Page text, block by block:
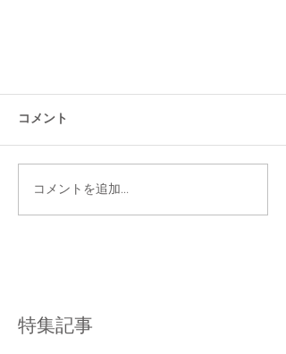
コメント
コメントを追加…
特集記事